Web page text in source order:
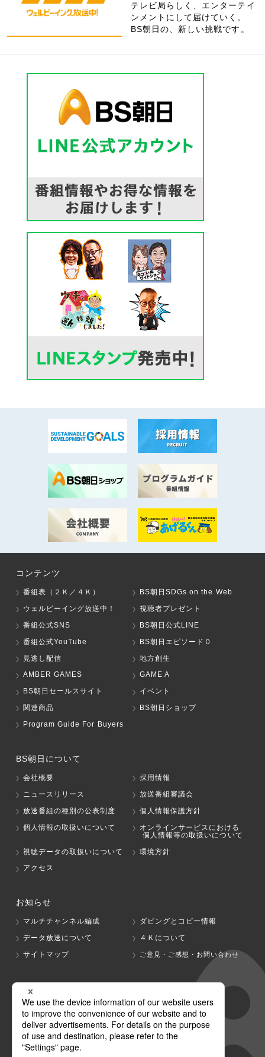
テレビ局らしく、エンターテイ
ンメントにして届けていく。
BS朝日の、新しい挑戦です。
コンテンツ
番組表（２Ｋ／４Ｋ）
BS朝日SDGs on the Web
ウェルビーイング放送中！
視聴者プレゼント
番組公式SNS
BS朝日公式LINE
番組公式YouTube
BS朝日エピソード０
見逃し配信
地方創生
AMBER GAMES
GAME A
BS朝日セールスサイト
イベント
関連商品
BS朝日ショップ
Program Guide For Buyers
BS朝日について
会社概要
採用情報
ニュースリリース
放送番組審議会
放送番組の種別の公表制度
個人情報保護方針
個人情報の取扱いについて
オンラインサービスにおける
個人情報等の取扱いについて
視聴データの取扱いについて
環境方針
アクセス
お知らせ
マルチチャンネル編成
ダビングとコピー情報
データ放送について
４Ｋについて
サイトマップ
ご意見・ご感想・お問い合わせ
グループ会社
テレビ朝日 テレ朝チャンネル